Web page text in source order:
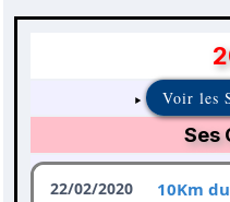
Voir les
Ses
22/02/2020 10Km